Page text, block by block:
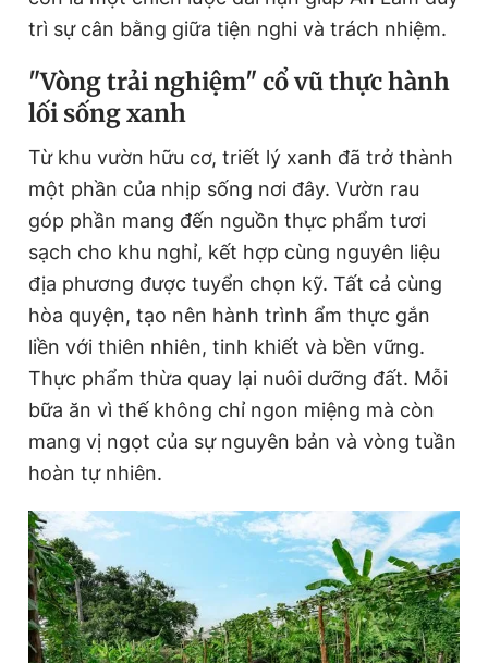
trì sự cân bằng giữa tiện nghi và trách nhiệm.
"Vòng trải nghiệm" cổ vũ thực hành
lối sống xanh
Từ khu vườn hữu cơ, triết lý xanh đã trở thành
một phần của nhịp sống nơi đây. Vườn rau
góp phần mang đến nguồn thực phẩm tươi
sạch cho khu nghỉ, kết hợp cùng nguyên liệu
địa phương được tuyển chọn kỹ. Tất cả cùng
hòa quyện, tạo nên hành trình ẩm thực gắn
liền với thiên nhiên, tinh khiết và bền vững.
Thực phẩm thừa quay lại nuôi dưỡng đất. Mỗi
bữa ăn vì thế không chỉ ngon miệng mà còn
mang vị ngọt của sự nguyên bản và vòng tuần
hoàn tự nhiên.